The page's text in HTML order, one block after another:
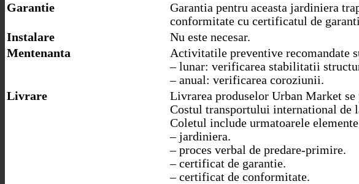
Garantie
Garantia pentru aceasta jardiniera
conformitate cu certificatul de
Instalare
Nu este necesar.
Mentenanta
Activitatile preventive recomandate
– lunar: verificarea stabilitatii
– anual: verificarea coroziunii.
Livrare
Livrarea produselor Urban Market
Costul transportului international de
Coletul include urmatoarele
– jardiniera.
– proces verbal de predare-primire.
– certificat de garantie.
– certificat de conformitate.